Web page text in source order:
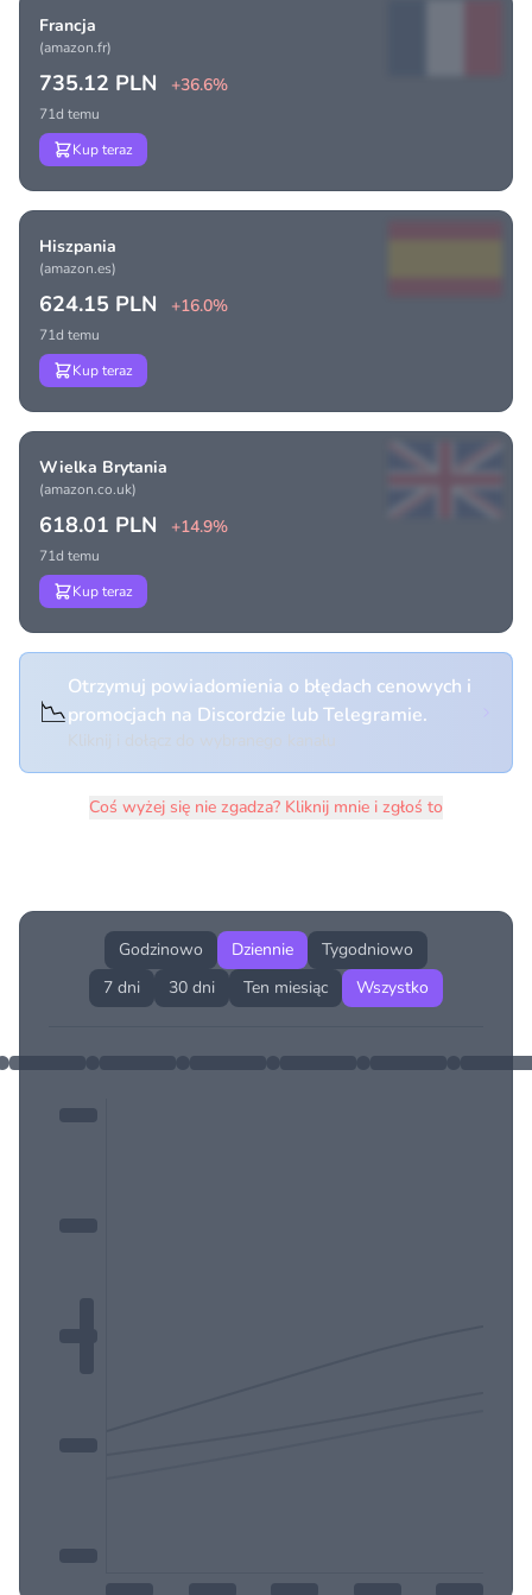
Francja
(amazon.fr)
735.12 PLN +36.6%
71d temu
Kup teraz
Hiszpania
(amazon.es)
624.15 PLN +16.0%
71d temu
Kup teraz
Wielka Brytania
(amazon.co.uk)
618.01 PLN +14.9%
71d temu
Kup teraz
📉
Otrzymuj powiadomienia o błędach cenowych i
promocjach na Discordzie lub Telegramie.
Coś wyżej się nie zgadza? Kliknij mnie i zgłoś to
Godzinowo Dziennie
Tygodniowo
7 dni
30 dni Ten miesiąc Wszystko